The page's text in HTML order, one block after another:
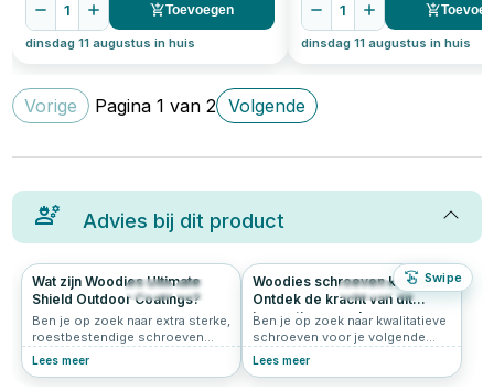
1 Toevoegen
dinsdag 11 augustus in huis
1
dinsdag 11 augustus in huis
Vorige Pagina1 van2 Volgende
Advies bij dit product
Swipe
112 5.0
Wat zijn Woodies Ultimate
Shield Outdoor Coatings?
Ben je op zoek naar extra sterke,
roestbestendige schroeven
voor buitengebruik of vochtige
Lees meer
206 4.9
Woodies schroeven kopen?
Ontdek de kracht van dit
innovatieve merk
Ben je op zoek naar kwalitatieve
schroeven voor je volgende
klus? Grote kans dat je dan
Lees meer